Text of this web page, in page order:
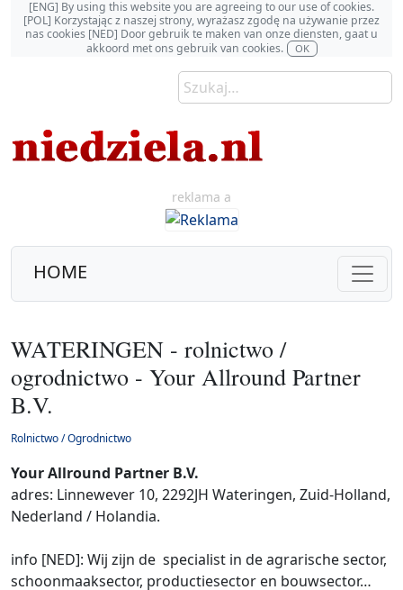
[ENG] By using this website you are agreeing to our use of cookies.
[POL] Korzystając z naszej strony, wyrażasz zgodę na używanie przez
nas cookies [NED] Door gebruik te maken van onze diensten, gaat u
akkoord met ons gebruik van cookies.
OK
reklama a
HOME
WATERINGEN - rolnictwo /
ogrodnictwo - Your Allround Partner
B.V.
Rolnictwo / Ogrodnictwo
Your Allround Partner B.V.
adres: Linnewever 10, 2292JH Wateringen, Zuid-Holland,
Nederland / Holandia.
info [NED]: Wij zijn de specialist in de agrarische sector,
schoonmaaksector, productiesector en bouwsector…